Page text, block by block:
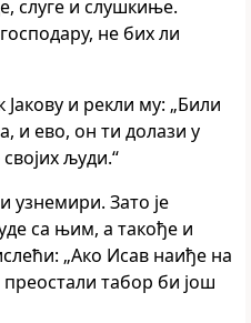
слуге и слушкиње.
не бих ли
Јакову и рекли му: „Били
и ево, он ти долази у
људи.“
узнемири. Зато је
са њим, а такође и
„Ако Исав наиђе на
преостали табор би још